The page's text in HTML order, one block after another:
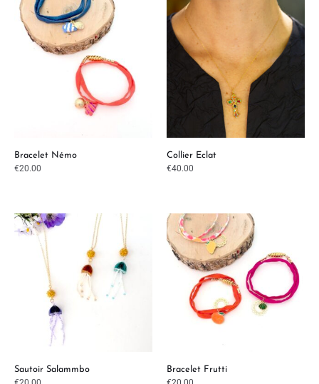
Bracelet Némo
€20.00
Collier Eclat
€40.00
Sautoir Salammbo Bracelet Frutti